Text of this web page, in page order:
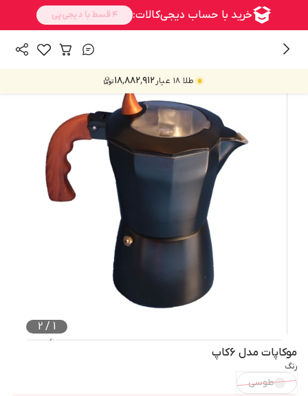
طلا ۱۸ عیار ۱۸٬۸۸۲٬۹۱۲
1
/
2
موکاپات مدل 6کاپ
رنگ
طوسی